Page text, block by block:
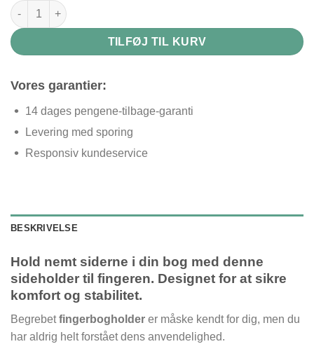
Fingerhold til bog antal
TILFØJ TIL KURV
Vores garantier:
14 dages pengene-tilbage-garanti
Levering med sporing
Responsiv kundeservice
BESKRIVELSE
Hold nemt siderne i din bog med denne
sideholder til fingeren. Designet for at sikre
komfort og stabilitet.
Begrebetfingerbogholder er måske kendt for dig, men du
har aldrig helt forstået dens anvendelighed.